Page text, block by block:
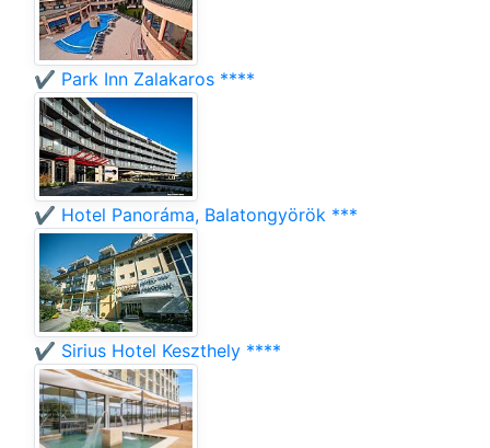
✔️ Park Inn Zalakaros ****
✔️ Hotel Panoráma, Balatongyörök ***
✔️ Sirius Hotel Keszthely ****